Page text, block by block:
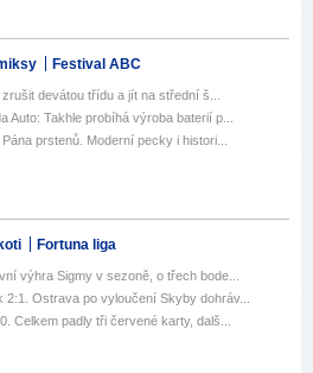
Festival ABC
devátou třídu a jít na střední š...
Auto: Takhle probíhá výroba baterií p...
prstenů. Moderní pecky i histori...
Fortuna liga
výhra Sigmy v sezoně, o třech bode...
Ostrava po vyloučení Skyby dohráv...
Celkem padly tři červené karty, dalš...